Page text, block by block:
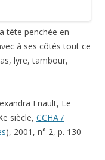
tête penchée en
à ses côtés tout ce
lyre, tambour,
Enault, Le
siècle, CCHA /
), 2001, n° 2, p. 130-